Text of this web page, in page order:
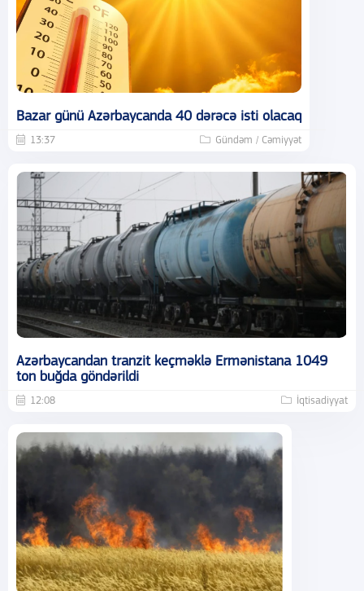
Bazar günü Azərbaycanda 40 dərəcə isti olacaq
13:37 Gündəm / Cəmiyyət
Azərbaycandan tranzit keçməklə Ermənistana 1049
ton buğda göndərildi
12:08 İqtisadiyyat